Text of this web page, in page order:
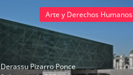
Derassu Pizarro Ponce
Arte y Derechos Humanos